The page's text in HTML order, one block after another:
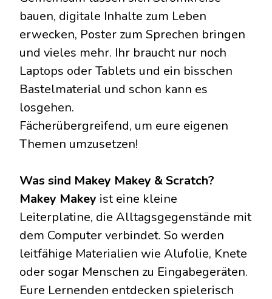
bauen, digitale Inhalte zum Leben
erwecken, Poster zum Sprechen bringen
und vieles mehr. Ihr braucht nur noch
Laptops oder Tablets und ein bisschen
Bastelmaterial und schon kann es
losgehen.
Fächerübergreifend, um eure eigenen
Themen umzusetzen!
Was sind Makey Makey & Scratch?
Makey Makey ist eine kleine
Leiterplatine, die Alltagsgegenstände mit
dem Computer verbindet. So werden
leitfähige Materialien wie Alufolie, Knete
oder sogar Menschen zu Eingabegeräten.
Eure Lernenden entdecken spielerisch